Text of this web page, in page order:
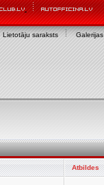
Lietotāju saraksts Galerijas
Atbildes